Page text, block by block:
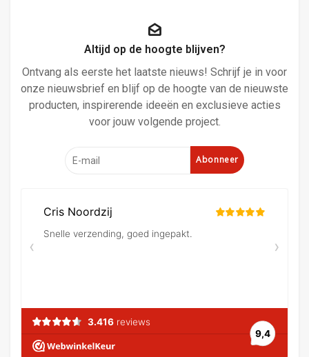
Altijd op de hoogte blijven?
Ontvang als eerste het laatste nieuws! Schrijf je in voor
onze nieuwsbrief en blijf op de hoogte van de nieuwste
producten, inspirerende ideeën en exclusieve acties
voor jouw volgende project.
Abonneer